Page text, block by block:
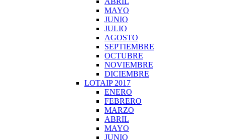
MAYO
JUNIO
JULIO
AGOSTO
SEPTIEMBRE
OCTUBRE
NOVIEMBRE
DICIEMBRE
LOTAIP 2017
ENERO
FEBRERO
MARZO
ABRIL
MAYO
JUNIO